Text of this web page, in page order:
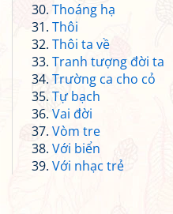
Thoáng hạ
Thôi
Thôi ta về
Tranh tượng đời ta
Trường ca cho cỏ
Tự bạch
Vai đời
Vòm tre
Với biển
Với nhạc trẻ